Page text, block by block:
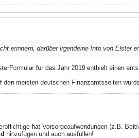
erinnern, darüber irgendeine Info von Elster
für das Jahr 2019 enthielt einen
den meisten deutschen Finanzamtsseiten
hat Vorsorgeaufwendungen (z.B.
hinzufügen und auch ausfüllen!